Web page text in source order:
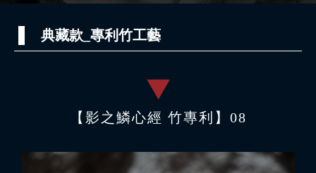
典藏款_專利竹工藝
【影之鱗心經 竹專利】08